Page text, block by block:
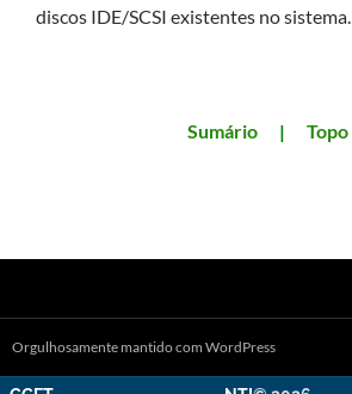
discos IDE/SCSI existentes no sistema.
Sumário | Topo
Orgulhosamente mantido com WordPress